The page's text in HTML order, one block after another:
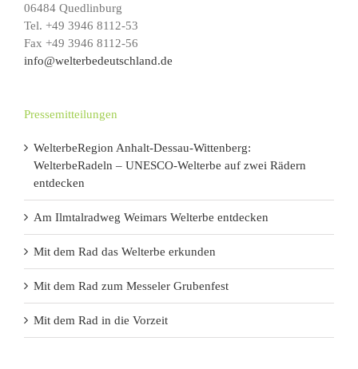
06484 Quedlinburg
Tel. +49 3946 8112-53
Fax +49 3946 8112-56
info@welterbedeutschland.de
Pressemitteilungen
WelterbeRegion Anhalt-Dessau-Wittenberg:
WelterbeRadeln – UNESCO-Welterbe auf zwei Rädern
entdecken
Am Ilmtalradweg Weimars Welterbe entdecken
Mit dem Rad das Welterbe erkunden
Mit dem Rad zum Messeler Grubenfest
Mit dem Rad in die Vorzeit